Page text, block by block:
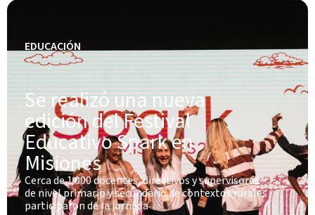
EDUCACIÓN
Se realizó una nueva
edición del Festival
Educativo Spark en
Misiones
Cerca de 1.000 docentes, directivos y supervisores
de nivel primario y secundario de contextos rurales
participaron de la jornada